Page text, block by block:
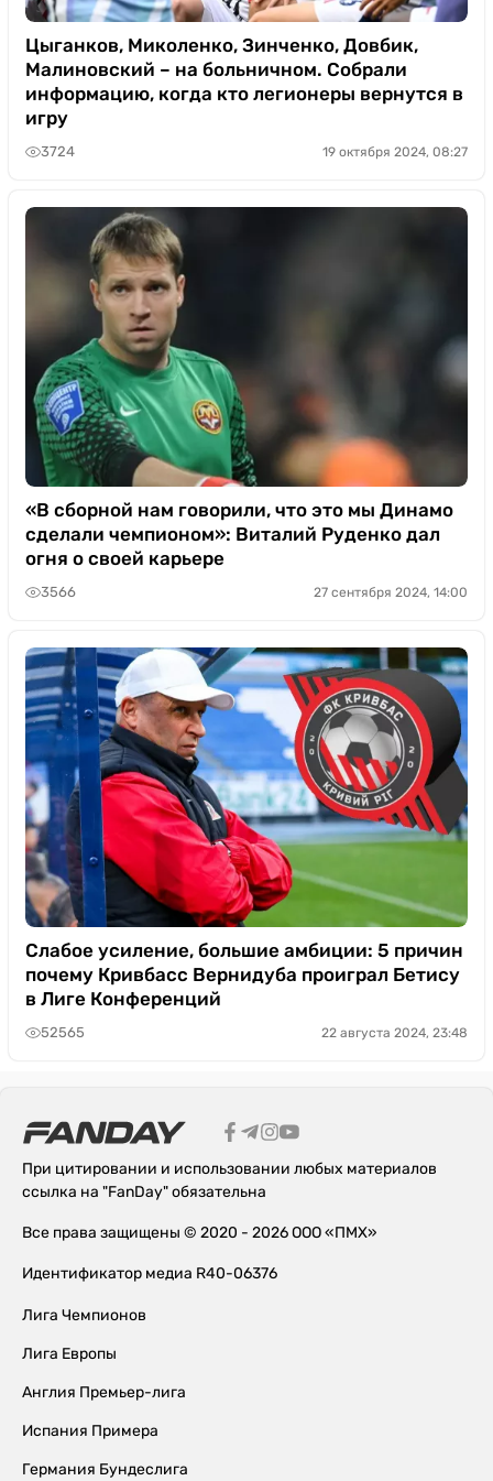
Цыганков, Миколенко, Зинченко, Довбик,
Малиновский – на больничном. Собрали
информацию, когда кто легионеры вернутся в
игру
3724 19 октября 2024, 08:27
«В сборной нам говорили, что это мы Динамо
сделали чемпионом»: Виталий Руденко дал
огня о своей карьере
3566 27 сентября 2024, 14:00
Слабое усиление, большие амбиции: 5 причин
почему Кривбасс Вернидуба проиграл Бетису
в Лиге Конференций
52565 22 августа 2024, 23:48
При цитировании и использовании любых материалов
ссылка на "FanDay" обязательна
Все права защищены © 2020 - 2026 ООО «ПМХ»
Идентификатор медиа R40-06376
Лига Чемпионов
Лига Европы
Англия Премьер-лига
Испания Примера
Германия Бундеслига